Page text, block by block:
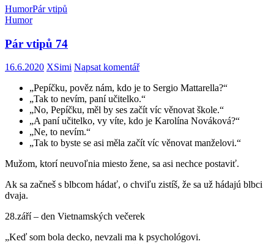
HumorPár vtipů
Humor
Pár vtipů 74
16.6.2020 XSimi Napsat komentář
„Pepíčku, pověz nám, kdo je to Sergio Mattarella?“
„Tak to nevím, paní učitelko.“
„No, Pepíčku, měl by ses začít víc věnovat škole.“
„A paní učitelko, vy víte, kdo je Karolína Nováková?“
„Ne, to nevím.“
„Tak to byste se asi měla začít víc věnovat manželovi.“
Mužom, ktorí neuvoľnia miesto žene, sa asi nechce postaviť.
Ak sa začneš s blbcom hádať, o chviľu zistíš, že sa už hádajú blbci
dvaja.
28.září – den Vietnamských večerek
„Keď som bola decko, nevzali ma k psychológovi.